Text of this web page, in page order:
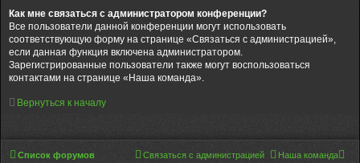
Как мне связаться с администратором конференции?
Все пользователи данной конференции могут использовать
соответствующую форму на странице «Связаться с администрацией»,
если данная функция включена администратором.
Зарегистрированные пользователи также могут воспользоваться
контактами на странице «Наша команда».
Вернуться к началу
Список форумов Наша команда
Связаться с администрацией